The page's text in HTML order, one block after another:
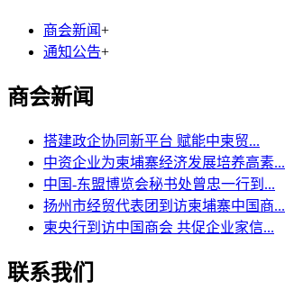
商会新闻+
通知公告+
商会新闻
搭建政企协同新平台 赋能中柬贸...
中资企业为柬埔寨经济发展培养高素...
中国-东盟博览会秘书处曾忠一行到...
扬州市经贸代表团到访柬埔寨中国商...
柬央行到访中国商会 共促企业家信...
联系我们